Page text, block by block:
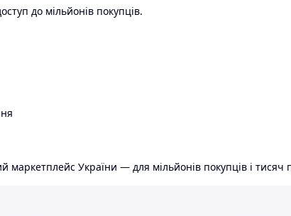
до мільйонів покупців.
України — для мільйонів покупців і тисяч